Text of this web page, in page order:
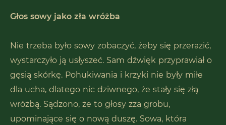
Głos sowy jako zła wróżba
Nie trzeba było sowy zobaczyć, żeby się przerazić,
wystarczyło ją usłyszeć. Sam dźwięk przyprawiał o
gęsią skórkę. Pohukiwania i krzyki nie były miłe
dla ucha, dlatego nic dziwnego, że stały się złą
wróżbą. Sądzono, że to głosy zza grobu,
upominające się o nową duszę. Sowa, która